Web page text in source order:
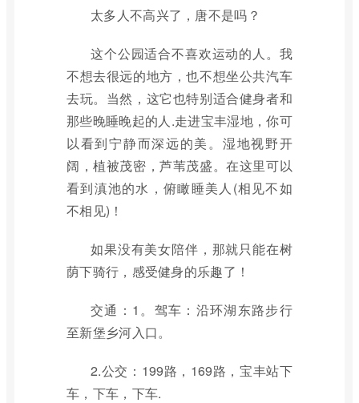
太多人不高兴了，唐不是吗？
这个公园适合不喜欢运动的人。我
不想去很远的地方，也不想坐公共汽车
去玩。当然，这它也特别适合健身者和
那些晚睡晚起的人.走进宝丰湿地，你可
以看到宁静而深远的美。湿地视野开
阔，植被茂密，芦苇茂盛。在这里可以
看到滇池的水，俯瞰睡美人(相见不如
不相见)！
如果没有美女陪伴，那就只能在树
荫下骑行，感受健身的乐趣了！
交通：1。驾车：沿环湖东路步行
至新堡乡河入口。
2.公交：199路，169路，宝丰站下
车，下车，下车.